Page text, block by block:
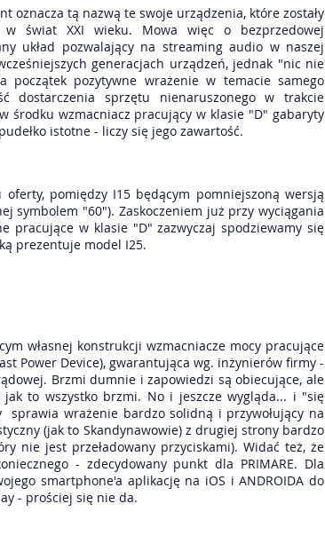
oznacza tą nazwą te swoje urządzenia, które zostały
w świat XXI wieku. Mowa więc o bezprzedowej
układ pozwalający na streaming audio w naszej
generacjach urządzeń, jednak "nic nie
pozytywne wrażenie w temacie samego
dostarczenia sprzętu nienaruszonego w trakcie
środku wzmacniacz pracujący w klasie "D" gabaryty
istotne - liczy się jego zawartość.
pomiędzy I15 będącym pomniejszoną wersją
symbolem "60"). Zaskoczeniem już przy wyciągania
pracujące w klasie "D" zazwyczaj spodziewamy się
prezentuje model I25.
własnej konstrukcji wzmacniacze mocy pracujące
Power Device), gwarantująca wg. inżynierów firmy -
Brzmi dumnie i zapowiedzi są obiecujące, ale
to wszystko brzmi. No i jeszcze wygląda... i "się
wrażenie bardzo solidną i przywołujący na
(jak to Skandynawowie) z drugiej strony bardzo
nie jest przeładowany przyciskami). Widać też, że
- zdecydowany punkt dla PRIMARE. Dla
smartphone'a aplikację na iOS i ANDROIDA do
- prościej się nie da.